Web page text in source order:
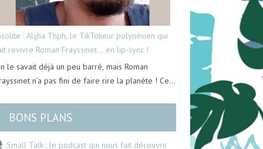
: Alijha Thph, le TikTokeur polynésien qui
revivre Roman Frayssinet… en lip-sync !
le savait déjà un peu barré, mais Roman
n’a pas fini de faire rire la planète ! Ce…
BONS PLANS
Small Talk : le podcast qui nous fait découvrir